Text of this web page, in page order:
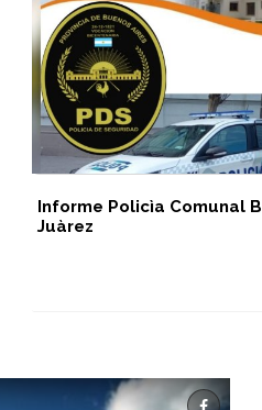
Informe Policìa Comunal
Juàrez